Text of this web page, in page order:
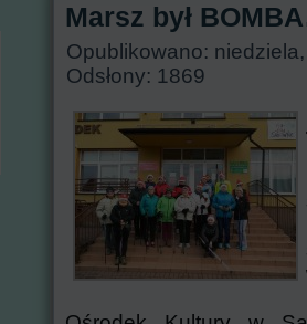
Marsz był
Opublikowano:
Odsłony: 1869